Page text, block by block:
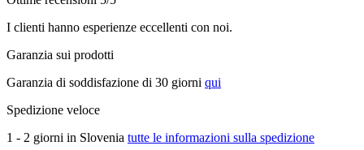
I clienti hanno esperienze eccellenti con noi.
Garanzia sui prodotti
Garanzia di soddisfazione di 30 giorni qui
Spedizione veloce
1 - 2 giorni in Slovenia tutte le informazioni sulla spedizione